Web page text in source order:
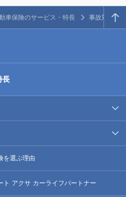
車保険のサービス・特長 事故対応と
長
を選ぶ理由
ト アクサ カーライフパートナー